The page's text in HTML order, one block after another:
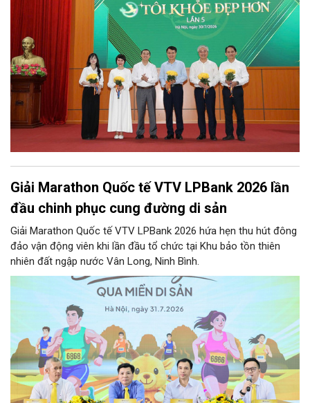
Giải Marathon Quốc tế VTV LPBank 2026 lần
đầu chinh phục cung đường di sản
Giải Marathon Quốc tế VTV LPBank 2026 hứa hẹn thu hút đông
đảo vận động viên khi lần đầu tổ chức tại Khu bảo tồn thiên
nhiên đất ngập nước Vân Long, Ninh Bình.